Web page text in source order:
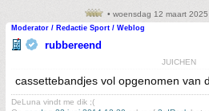
• woensdag 12 maart
Moderator / Redactie Sport / Weblog
rubbereend
JUICHEN
cassettebandjes vol opgenomen van
DeLuna vindt me dik ;(